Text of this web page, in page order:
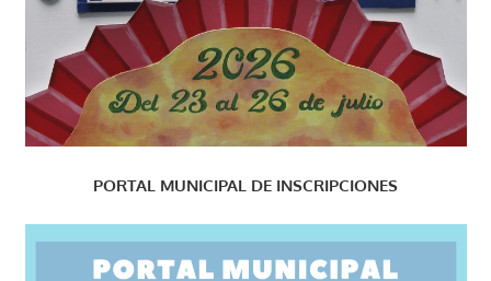
PORTAL MUNICIPAL DE INSCRIPCIONES